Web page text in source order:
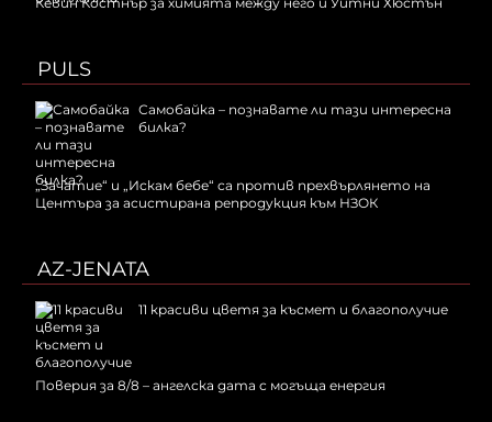
PULS
Самобайка – познавате ли тази интересна
билка?
„Зачатие“ и „Искам бебе“ са против прехвърлянето на
Центъра за асистирана репродукция към НЗОК
AZ-JENATA
11 красиви цветя за късмет и благополучие
Поверия за 8/8 – ангелска дата с могъща енергия